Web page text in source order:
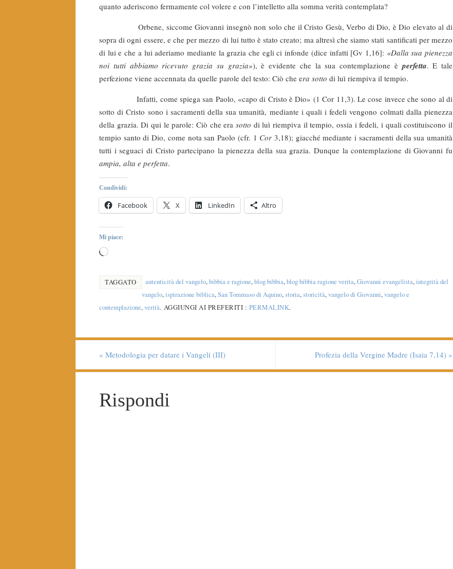
quanto aderiscono fermamente col volere e con l’intelletto alla somma verità contemplata?
Orbene, siccome Giovanni insegnò non solo che il Cristo Gesù, Verbo di Dio, è Dio elevato al di
sopra di ogni essere, e che per mezzo di lui tutto è stato creato; ma altresì che siamo stati santificati per mezzo
di lui e che a lui aderiamo mediante la grazia che egli ci in­fonde (dice infatti [Gv 1,16]: «Dalla sua pienezza
noi tutti abbiamo ricevuto grazia su grazia»), è evidente che la sua contemplazione è perfetta. E tale
perfezione viene accennata da quelle parole del testo: Ciò che era sotto di luì riempiva il tempio.
Infatti, come spiega san Paolo, «capo di Cristo è Dio» (1 Cor 11,3). Le cose invece che sono al di
sotto di Cristo sono i sacramen­ti della sua umanità, mediante i quali i fedeli vengono colmati dalla pienezza
della grazia. Di qui le parole: Ciò che era sotto di luì riempi­va il tempio, ossia i fedeli, i quali costituiscono il
tempio santo di Dio, come nota san Paolo (cfr. 1 Cor 3,18); giacché mediante i sacramenti della sua umanità
tutti i seguaci di Cristo partecipano la pienezza della sua grazia. Dunque la contemplazione di Giovanni fu
ampia, alta e perfetta.
Condividi:
Facebook X LinkedIn Altro
Mi piace:
TAGGATO autenticità del vangelo,bibbia e ragione,blog bibbia,blog bibbia ragione verita,Giovanni evangelista,integrità del
vangelo,ispirazione biblica,San Tommaso di Aquino,storia,storicità,vangelo di Giovanni,vangelo e
contemplazione,verità. AGGIUNGI AI PREFERITI : PERMALINK.
« Metodologia per datare i Vangeli (III) Profezia della Vergine Madre (Isaia 7,14) »
Rispondi